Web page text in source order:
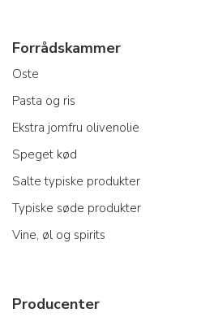
Forrådskammer
Oste
Pasta og ris
Ekstra jomfru olivenolie
Speget kød
Salte typiske produkter
Typiske søde produkter
Vine, øl og spirits
Producenter